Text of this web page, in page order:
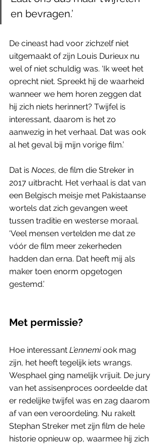
en bevragen.’
De cineast had voor zichzelf niet
uitgemaakt of zijn Louis Durieux nu
wel of niet schuldig was. ‘Ik weet het
oprecht niet. Spreekt hij de waarheid
wanneer we hem horen zeggen dat
hij zich niets herinnert? Twijfel is
interessant, daarom is het zo
aanwezig in het verhaal. Dat was ook
al het geval bij mijn vorige film.’
Dat is Noces, de film die Streker in
2017 uitbracht. Het verhaal is dat van
een Belgisch meisje met Pakistaanse
wortels dat zich gevangen weet
tussen traditie en westerse moraal.
‘Veel mensen vertelden me dat ze
vóór de film meer zekerheden
hadden dan erna. Dat heeft mij als
maker toen enorm opgetogen
gestemd.’
Met permissie?
Hoe interessant L’ennemi ook mag
zijn, het heeft tegelijk iets wrangs.
Wesphael ging namelijk vrijuit. De jury
van het assisenproces oordeelde dat
er redelijke twijfel was en zag daarom
af van een veroordeling. Nu rakelt
Stephan Streker met zijn film de hele
historie opnieuw op, waarmee hij zich